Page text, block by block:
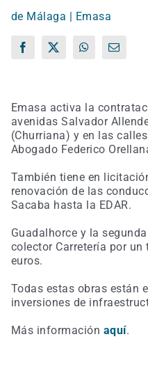
de Málaga | Emasa
Facebook
X WhatsAppCorreo
Emasa activa la
avenidas Salvador
(Churriana) y en las
Abogado Federico
También tiene en
renovación de las
Sacaba hasta la EDAR.
Guadalhorce y la
colector Carretería por
euros.
Todas estas obras están
inversiones de
Más información aquí.